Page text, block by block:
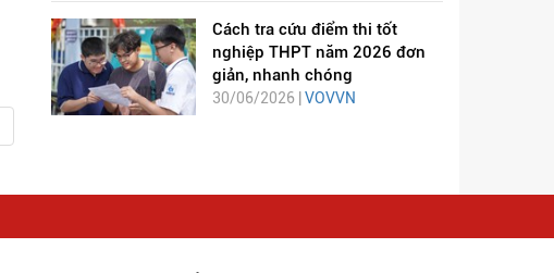
Cách tra cứu điểm thi tốt
nghiệp THPT năm 2026 đơn
giản, nhanh chóng
30/06/2026 | VOVVN